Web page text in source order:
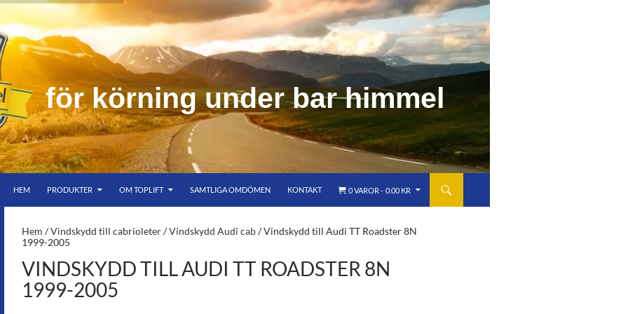
för körning under bar himmel
bar himmel
HEM
PRODUKTER OM TOPLIFT SAMTLIGA OMDÖMEN KONTAKT 0 VAROR 0.00 KR
Hem /Vindskydd till cabrioleter/Vindskydd Audi cab/ Vindskydd till Audi TT Roadster 8N
1999-2005
VINDSKYDD TILL AUDI TT ROADSTER 8N
1999-2005